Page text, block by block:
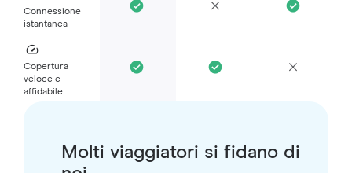
Connessione
istantanea
Copertura
veloce e
affidabile
Molti viaggiatori si fidano di